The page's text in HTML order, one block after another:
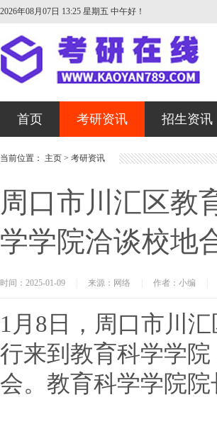
2026年08月07日 13:25 星期五 中午好！
首页 考研资讯 招生资讯
当前位置： 主页 > 考研资讯
周口市川汇区教
学学院洽谈校地
时间：2025-01-09 来源：网络 作者：小编
1月8日，周口市川
行来到教育科学学
会。教育科学学院